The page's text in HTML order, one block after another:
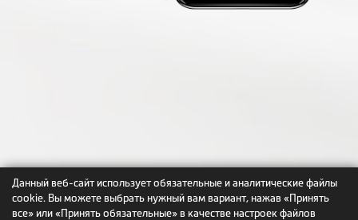
Данный веб-сайт использует обязательные и аналитические файлы
cookie. Вы можете выбрать нужный вам вариант, нажав «Принять
все» или «Принять обязательные» в качестве настроек файлов